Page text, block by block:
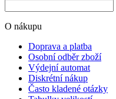
O nákupu
Doprava a platba
Osobní odběr zboží
Výdejní automat
Diskrétní nákup
Často kladené otázky